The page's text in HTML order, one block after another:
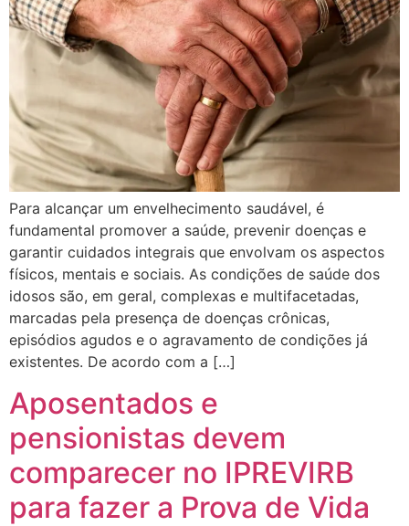
Para alcançar um envelhecimento saudável, é
fundamental promover a saúde, prevenir doenças e
garantir cuidados integrais que envolvam os aspectos
físicos, mentais e sociais. As condições de saúde dos
idosos são, em geral, complexas e multifacetadas,
marcadas pela presença de doenças crônicas,
episódios agudos e o agravamento de condições já
existentes. De acordo com a […]
Aposentados e
pensionistas devem
comparecer no IPREVIRB
para fazer a Prova de Vida